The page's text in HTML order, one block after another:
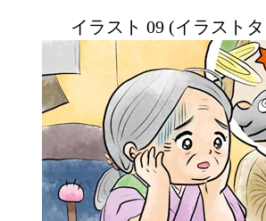
イラスト 09 (イラスト